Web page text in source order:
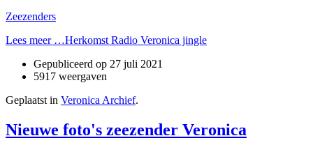
Zeezenders
Lees meer …Herkomst Radio Veronica jingle
Gepubliceerd op 27 juli 2021
5917 weergaven
Geplaatst in Veronica Archief.
Nieuwe foto's zeezender Veronica